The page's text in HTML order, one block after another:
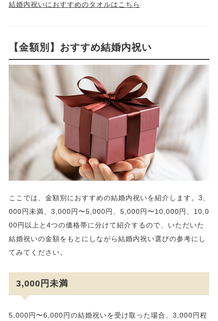
結婚内祝いにおすすめのタオルはこちら
【金額別】おすすめ結婚内祝い
ここでは、金額別におすすめの結婚内祝いを紹介します。3,
000円未満、3,000円〜5,000円、5,000円〜10,000円、10,0
00円以上と4つの価格帯に分けて紹介するので、いただいた
結婚祝いの金額をもとにしながら結婚内祝い選びの参考にし
てみてください。
3,000円未満
5,000円〜6,000円の結婚祝いを受け取った場合、3,000円程